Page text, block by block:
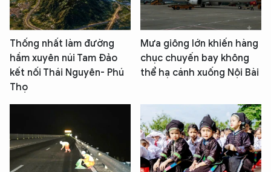
Thống nhất làm đường
hầm xuyên núi Tam Đảo
kết nối Thái Nguyên- Phú
Thọ
Mưa giông lớn khiến hàng
chục chuyến bay không
thể hạ cánh xuống Nội Bài